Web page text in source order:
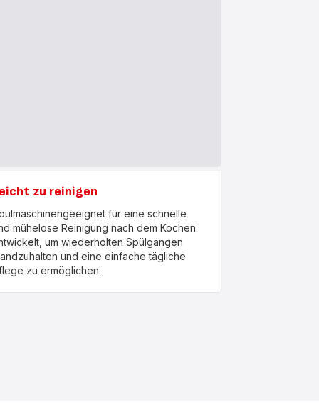
zu reinigen
für eine schnelle
mühelose Reinigung nach dem Kochen.
um wiederholten Spülgängen
und eine einfache tägliche
zu ermöglichen.